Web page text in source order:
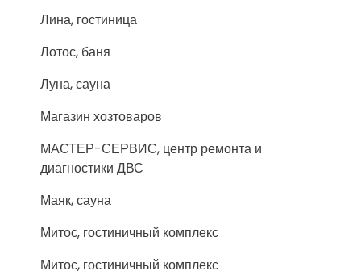
Лина, гостиница
Лотос, баня
Луна, сауна
Магазин хозтоваров
МАСТЕР-СЕРВИС, центр ремонта и
диагностики ДВС
Маяк, сауна
Митос, гостиничный комплекс
Митос, гостиничный комплекс